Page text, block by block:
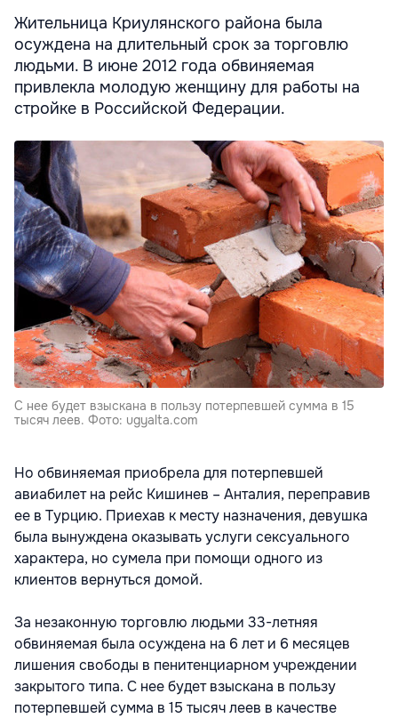
Жительница Криулянского района была
осуждена на длительный срок за торговлю
людьми. В июне 2012 года обвиняемая
привлекла молодую женщину для работы на
стройке в Российской Федерации.
С нее будет взыскана в пользу потерпевшей сумма в 15
тысяч леев. Фото: ugyalta.com
Но обвиняемая приобрела для потерпевшей
авиабилет на рейс Кишинев – Анталия, переправив
ее в Турцию. Приехав к месту назначения, девушка
была вынуждена оказывать услуги сексуального
характера, но сумела при помощи одного из
клиентов вернуться домой.
За незаконную торговлю людьми 33-летняя
обвиняемая была осуждена на 6 лет и 6 месяцев
лишения свободы в пенитенциарном учреждении
закрытого типа. С нее будет взыскана в пользу
потерпевшей сумма в 15 тысяч леев в качестве